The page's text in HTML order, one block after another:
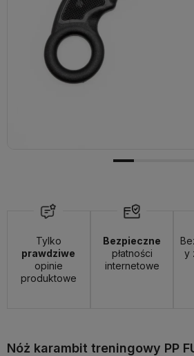
Tylko
prawdziwe
opinie
produktowe
Bezpieczne
płatności
internetowe
y
Nóż karambit treningowy PP